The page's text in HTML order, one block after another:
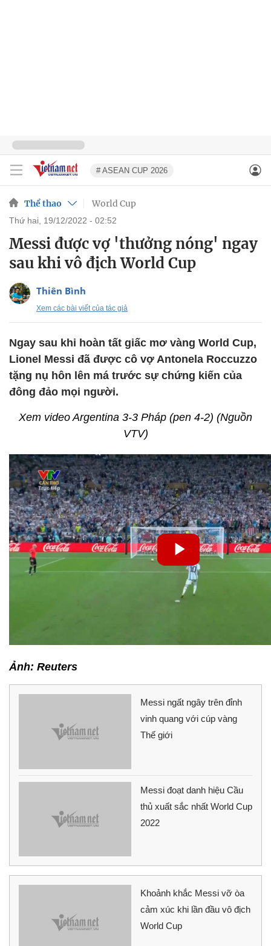
# ASEAN CUP 2026
Thể thao World Cup
thứ hai, 19/12/2022 - 02:52
Messi được vợ 'thưởng nóng' ngay
sau khi vô địch World Cup
Thiên Bình
Xem các bài viết của tác giả
Ngay sau khi hoàn tất giấc mơ vàng World Cup,
Lionel Messi đã được cô vợ Antonela Roccuzzo
tặng nụ hôn lên má trước sự chứng kiến của
đông đảo mọi người.
Xem video Argentina 3-3 Pháp (pen 4-2) (Nguồn
VTV)
Ảnh: Reuters
Messi ngất ngây trên đỉnh
vinh quang với cúp vàng
Thế giới
Messi đoạt danh hiệu Cầu
thủ xuất sắc nhất World Cup
2022
Khoảnh khắc Messi vỡ òa
cảm xúc khi lần đầu vô địch
World Cup